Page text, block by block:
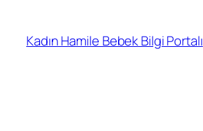
Kadın Hamile Bebek Bilgi Portalı